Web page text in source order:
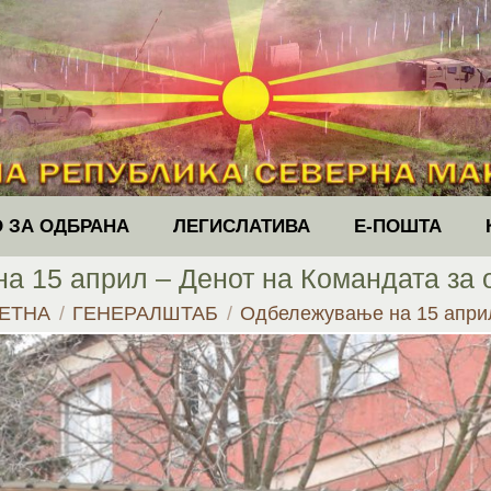
ЗА ОДБРАНА ЛЕГИСЛАТИВА Е-ПОШТА
15 април – Денот на Командата за
here: ГЕНЕРАЛШТАБ Одбележување на 15